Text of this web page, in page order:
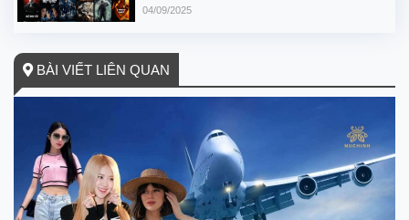
04/09/2025
BÀI VIẾT LIÊN QUAN